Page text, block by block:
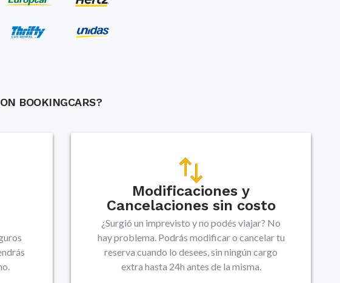
BOOKINGCARS?
Modificaciones y
Cancelaciones sin costo
¿Surgió un imprevisto y no podés viajar? No
hay problema. Podrás modificar o cancelar tu
reserva cuando lo desees, sin ningún cargo
extra hasta 24h antes de la misma.